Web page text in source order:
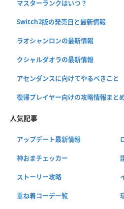
マスターランクはいつ？
Switch2版の発売日と最新情報
ラオシャンロンの最新情報
クシャルダオラの最新情報
アセンダンスに向けてやるべきこと
復帰プレイヤー向けの攻略情報まと
人気記事
アップデート最新情報
神おまチェッカー
ストーリー攻略
重ね着コーデ一覧